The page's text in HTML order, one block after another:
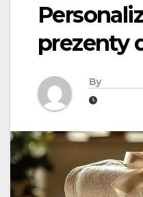
prezenty
By